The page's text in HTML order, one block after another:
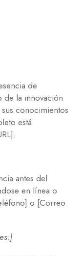
de
de la innovación
conocimientos
está
antes del
en línea o
o [Correo